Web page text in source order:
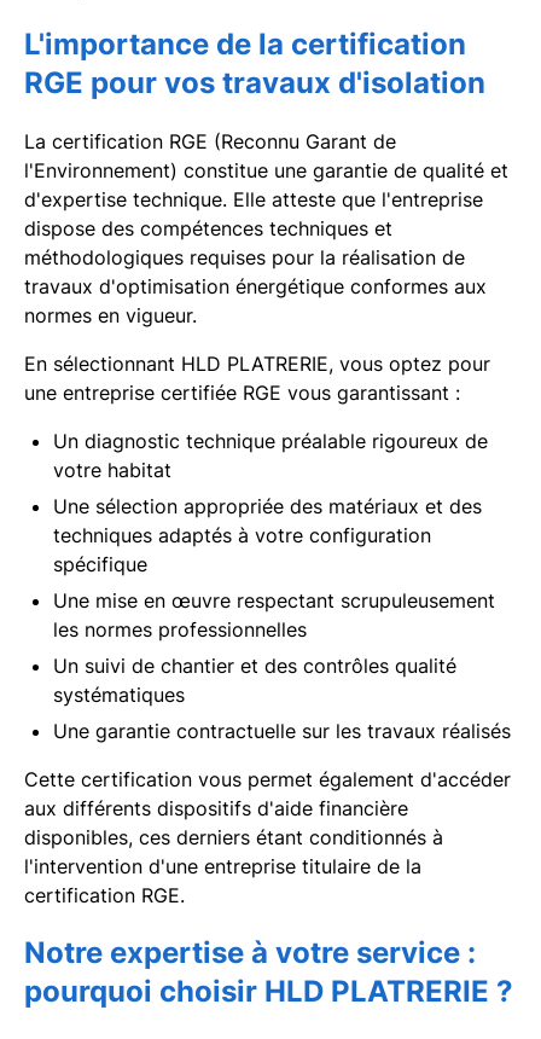
L'importance de la certification
RGE pour vos travaux d'isolation
La certification RGE (Reconnu Garant de
l'Environnement) constitue une garantie de qualité et
d'expertise technique. Elle atteste que l'entreprise
dispose des compétences techniques et
méthodologiques requises pour la réalisation de
travaux d'optimisation énergétique conformes aux
normes en vigueur.
En sélectionnant HLD PLATRERIE, vous optez pour
une entreprise certifiée RGE vous garantissant :
Un diagnostic technique préalable rigoureux de
votre habitat
Une sélection appropriée des matériaux et des
techniques adaptés à votre configuration
spécifique
Une mise en œuvre respectant scrupuleusement
les normes professionnelles
Un suivi de chantier et des contrôles qualité
systématiques
Une garantie contractuelle sur les travaux réalisés
Cette certification vous permet également d'accéder
aux différents dispositifs d'aide financière
disponibles, ces derniers étant conditionnés à
l'intervention d'une entreprise titulaire de la
certification RGE.
Notre expertise à votre service :
pourquoi choisir HLD PLATRERIE ?